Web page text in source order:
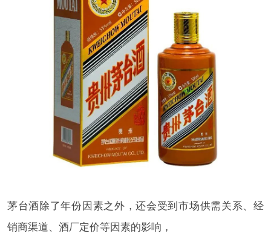
茅台酒除了年份因素之外，还会受到市场供需关系、经
销商渠道、酒厂定价等因素的影响，